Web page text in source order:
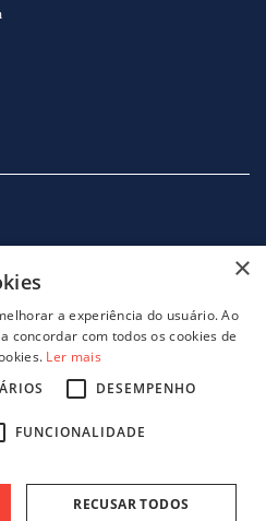
×
a experiência do usuário. Ao
concordar com todos os cookies de
Ler mais
DESEMPENHO
FUNCIONALIDADE
RECUSAR TODOS